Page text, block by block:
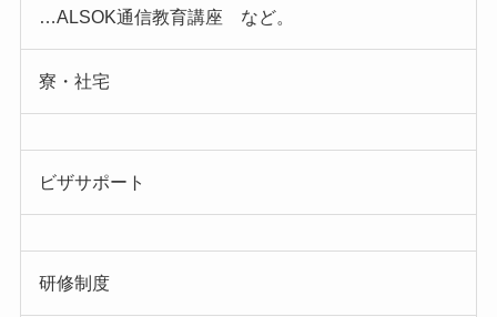
…ALSOK通信教育講座 など。
寮・社宅
ビザサポート
研修制度